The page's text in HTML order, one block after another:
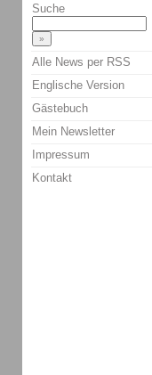
Suche
Alle News per RSS
Englische Version
Gästebuch
Mein Newsletter
Impressum
Kontakt